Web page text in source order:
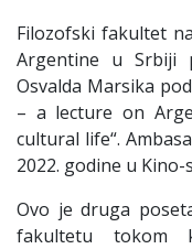
Filozofski fakultet
Argentine u Srbiji
Osvalda Marsika
– a lecture on
cultural life“.
2022. godine u
Ovo je druga
fakultetu tokom